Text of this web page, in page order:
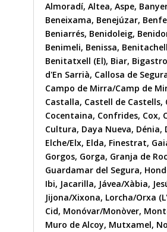
Almoradí, Altea, Aspe,
Beneixama, Benejúzar,
Beniarrés, Benidoleig,
Benimeli, Benissa,
Benitatxell (El), Biar, Bigastro
d'En Sarrià, Callosa de
Campo de Mirra/Camp de
Castalla, Castell de Castells,
Cocentaina, Confrides, Cox,
Cultura, Daya Nueva, Dénia,
Elche/Elx, Elda, Finestrat,
Gorgos, Gorga, Granja de
Guardamar del Segura,
Ibi, Jacarilla, Jávea/Xàbia,
Jijona/Xixona, Lorcha/Orxa
Cid, Monóvar/Monòver,
Muro de Alcoy, Mutxamel,